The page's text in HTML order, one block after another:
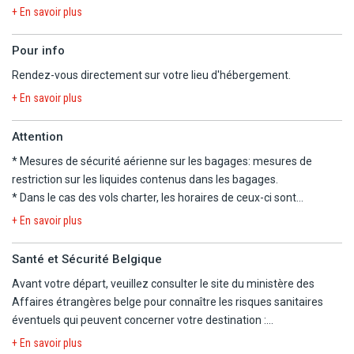
dans les chambres Privilège.
https://diplomatie.belgium.be/fr/Services/voyager_a_letranger/
+ En savoir plus
Pour info
Rendez-vous directement sur votre lieu d'hébergement.
+ En savoir plus
Attention
* Mesures de sécurité aérienne sur les bagages: mesures de
restriction sur les liquides contenus dans les bagages
* Dans le cas des vols charter, les horaires de ceux-ci sont
déterminés dans les 48 heures précédant le départ. Les vols
jour du voyage étant consacré au transport. L'organisateur n'ayant
responsable en cas de départ tardif et/ou de retour matinal le
dernier jour. En particulier, le départ pouvant avoir lieu tard en
soirée, la date effective de départ peut être celle du lendemain.
Les horaires vous seront communiqués par mail ou par fax, sur
+ En savoir plus
Santé et Sécurité Belgique
Avant votre départ, veuillez consulter le site du ministère des
Affaires étrangères belge pour connaître les risques sanitaires
éventuels qui peuvent concerner votre destination :
https://diplomatie.belgium.be/fr/Services/voyager_a_letranger/
+ En savoir plus